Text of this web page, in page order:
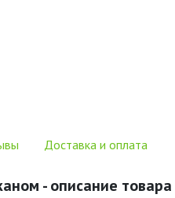
Доставка и оплата
- описание товара